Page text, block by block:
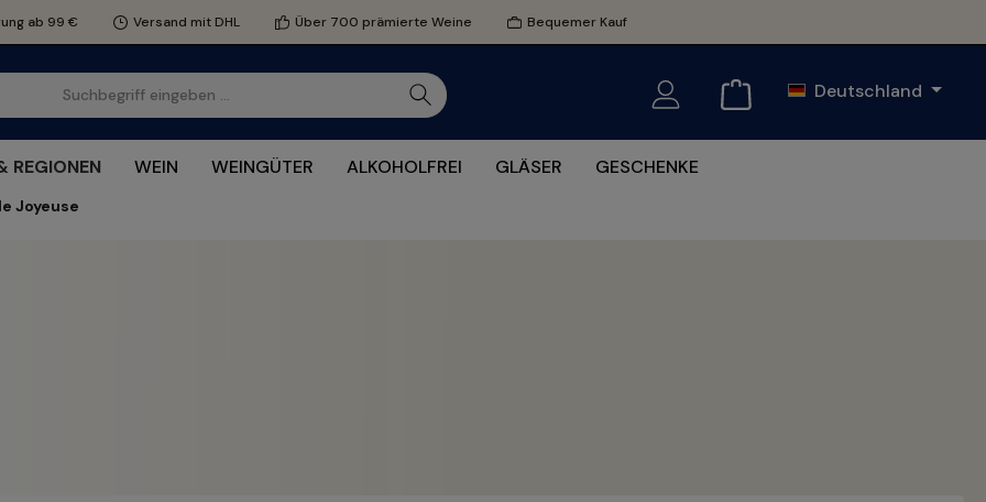
ab 99 € Versand mit DHL Über 700 prämierte Weine Bequemer Kauf
Deutschland
REGIONEN WEIN WEINGÜTER ALKOHOLFREI GLÄSER GESCHENKE
Joyeuse